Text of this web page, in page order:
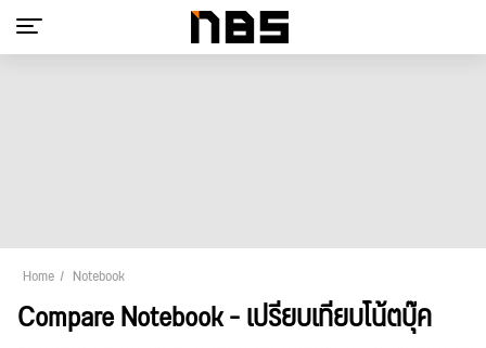
Home Notebook
Compare Notebook - เปรียบเทียบโน้ตบุ๊ค